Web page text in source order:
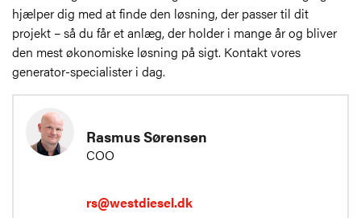
hjælper dig med at finde den løsning, der passer til dit
projekt – så du får et anlæg, der holder i mange år og bliver
den mest økonomiske løsning på sigt. Kontakt vores
generator-specialister i dag.
Rasmus Sørensen
COO
rs@westdiesel.dk